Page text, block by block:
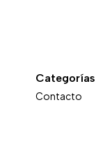
Categorías
Contacto